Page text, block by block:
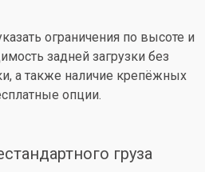
ограничения по высоте и
задней загрузки без
а также наличие крепёжных
опции.
груза